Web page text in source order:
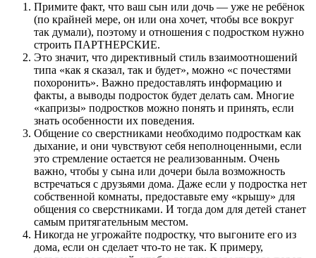
Примите факт, что ваш сын или дочь — уже не ребёнок
(по крайней мере, он или она хочет, чтобы все вокруг
так думали), поэтому и отношения с подростком нужно
строить ПАРТНЕРСКИЕ.
Это значит, что директивный стиль взаимоотношений
типа «как я сказал, так и будет», можно «с почестями
похоронить». Важно предоставлять информацию и
факты, а выводы подросток будет делать сам. Многие
«капризы» подростков можно понять и принять, если
знать особенности их поведения.
Общение со сверстниками необходимо подросткам как
дыхание, и они чувствуют себя неполноценными, если
это стремление остается не реализованным. Очень
важно, чтобы у сына или дочери была возможность
встречаться с друзьями дома. Даже если у подростка нет
собственной комнаты, предоставьте ему «крышу» для
общения со сверстниками. И тогда дом для детей станет
самым притягательным местом.
Никогда не угрожайте подростку, что выгоните его из
дома, если он сделает что-то не так. К примеру,